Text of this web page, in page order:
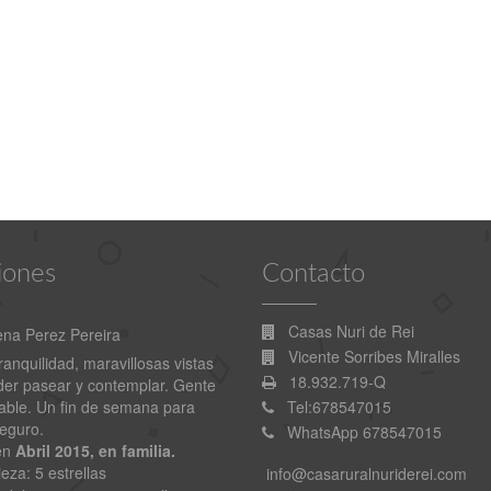
Perez Pereira
maravillosas vistas
pasear y contemplar. Gente
Un fin de semana para
Abril 2015, en familia.
5 estrellas
Jorge
Fabuloso
Fuente:
http://bit.ly/1QE8DNw
Contacto
Casas Nuri de Rei
Vicente Sorribes Miralles
18.932.719-Q
Tel:678547015
WhatsApp 678547015
info@casaruralnuriderei.com